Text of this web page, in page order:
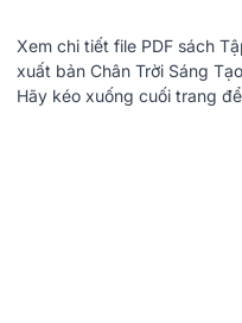
Xem chi tiết file PDF sách
xuất bản Chân Trời Sáng Tạo
Hãy kéo xuống cuối trang